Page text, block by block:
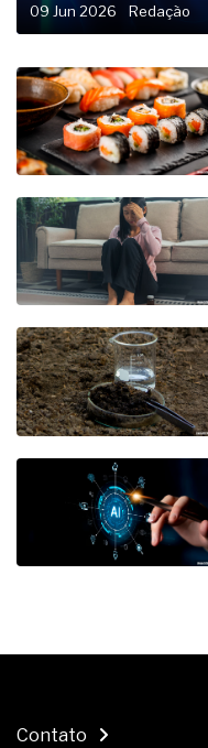
09 Jun 2026 Redação
Contato